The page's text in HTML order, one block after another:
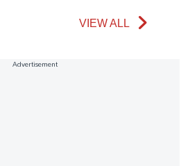
VIEW ALL
Advertisement